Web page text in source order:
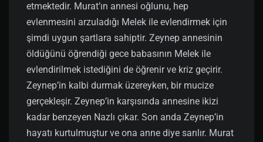
etmektedir. Murat’ın annesi oğlunu, hep
evlenmesini arzuladığı Melek ile evlendirmek için
şimdi uygun şartlara sahiptir. Zeynep annesinin
öldüğünü öğrendiği gece babasının Melek ile
evlendirilmek istediğini de öğrenir ve kriz geçirir.
Zeynep’in kalbi durmak üzereyken, bir mucize
gerçekleşir. Zeynep’in karşısında annesine ikizi
kadar benzeyen Nazlı çıkar. Son anda Zeynep’in
hayatı kurtulmuştur ve ona anne diye sarılır. Murat